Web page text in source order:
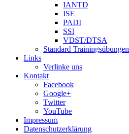
IANTD
ISE
PADI
SSI
VDST/DTSA
Standard Trainingsübungen
Links
Verlinke uns
Kontakt
Facebook
Google+
Twitter
YouTube
Impressum
Datenschutzerklärung